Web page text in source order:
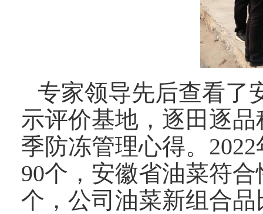
专家领导先后查看了
示评价基地，逐田逐
季防冻管理心得。
90个，安徽省油菜符
个，公司油菜新组合